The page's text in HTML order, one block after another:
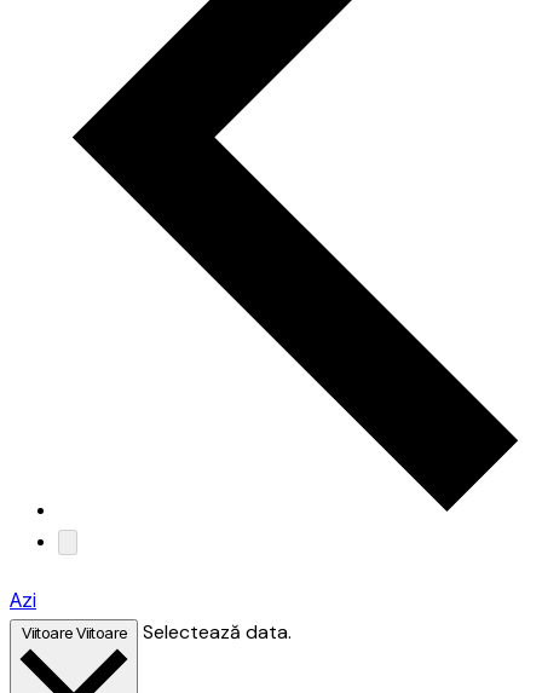
Azi
ViitoareViitoare Selectează data.